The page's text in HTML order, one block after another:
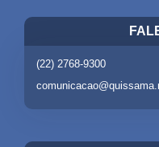
(22) 2768-9300